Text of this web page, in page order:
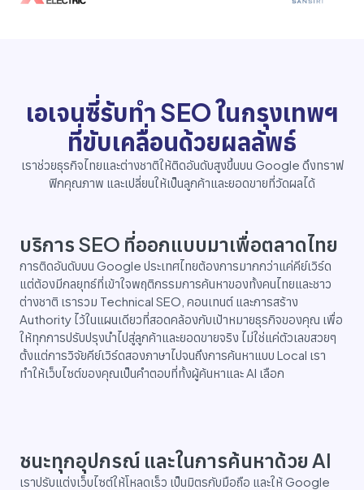
เอเจนซี่รับทำ SEO ในกรุงเทพฯ
ที่ขับเคลื่อนด้วยผลลัพธ์
เราช่วยธุรกิจไทยและต่างชาติให้ติดอันดับสูงขึ้นบน Google ดึงทราฟ
ฟิกคุณภาพ และเปลี่ยนให้เป็นลูกค้าและยอดขายที่วัดผลได้
บริการ SEO ที่ออกแบบมาเพื่อตลาดไทย
การติดอันดับบน Google ประเทศไทยต้องการมากกว่าแค่คีย์เวิร์ด
แต่ต้องมีกลยุทธ์ที่เข้าใจพฤติกรรมการค้นหาของทั้งคนไทยและชาว
ต่างชาติ เรารวม Technical SEO, คอนเทนต์ และการสร้าง
Authority ไว้ในแผนเดียวที่สอดคล้องกับเป้าหมายธุรกิจของคุณ เพื่อ
ให้ทุกการปรับปรุงนำไปสู่ลูกค้าและยอดขายจริง ไม่ใช่แค่ตัวเลขสวยๆ
ตั้งแต่การวิจัยคีย์เวิร์ดสองภาษาไปจนถึงการค้นหาแบบ Local เรา
ทำให้เว็บไซต์ของคุณเป็นคำตอบที่ทั้งผู้ค้นหาและ AI เลือก
ชนะทุกอุปกรณ์ และในการค้นหาด้วย AI
เราปรับแต่งเว็บไซต์ให้โหลดเร็ว เป็นมิตรกับมือถือ และให้ Google